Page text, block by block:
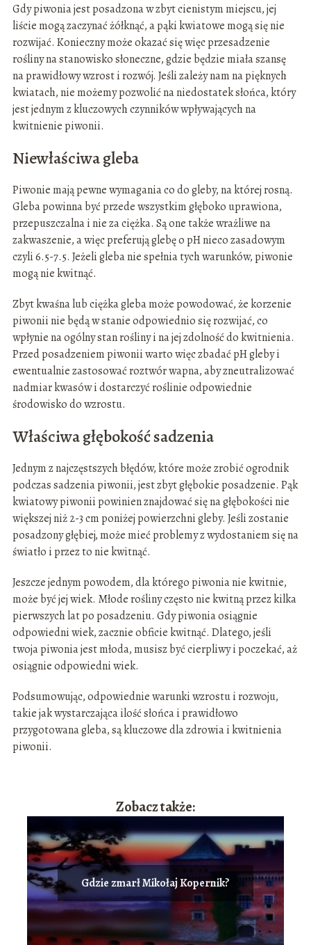
Gdy piwonia jest posadzona w zbyt cienistym miejscu, jej
liście mogą zaczynać żółknąć, a pąki kwiatowe mogą się nie
rozwijać. Konieczny może okazać się więc przesadzenie
rośliny na stanowisko słoneczne, gdzie będzie miała szansę
na prawidłowy wzrost i rozwój. Jeśli zależy nam na pięknych
kwiatach, nie możemy pozwolić na niedostatek słońca, który
jest jednym z kluczowych czynników wpływających na
kwitnienie piwonii.
Niewłaściwa gleba
Piwonie mają pewne wymagania co do gleby, na której rosną.
Gleba powinna być przede wszystkim głęboko uprawiona,
przepuszczalna i nie za ciężka. Są one także wrażliwe na
zakwaszenie, a więc preferują glebę o pH nieco zasadowym
czyli 6.5-7.5. Jeżeli gleba nie spełnia tych warunków, piwonie
mogą nie kwitnąć.
Zbyt kwaśna lub ciężka gleba może powodować, że korzenie
piwonii nie będą w stanie odpowiednio się rozwijać, co
wpłynie na ogólny stan rośliny i na jej zdolność do kwitnienia.
Przed posadzeniem piwonii warto więc zbadać pH gleby i
ewentualnie zastosować roztwór wapna, aby zneutralizować
nadmiar kwasów i dostarczyć roślinie odpowiednie
środowisko do wzrostu.
Właściwa głębokość sadzenia
Jednym z najczęstszych błędów, które może zrobić ogrodnik
podczas sadzenia piwonii, jest zbyt głębokie posadzenie. Pąk
kwiatowy piwonii powinien znajdować się na głębokości nie
większej niż 2-3 cm poniżej powierzchni gleby. Jeśli zostanie
posadzony głębiej, może mieć problemy z wydostaniem się na
światło i przez to nie kwitnąć.
Jeszcze jednym powodem, dla którego piwonia nie kwitnie,
może być jej wiek. Młode rośliny często nie kwitną przez kilka
pierwszych lat po posadzeniu. Gdy piwonia osiągnie
odpowiedni wiek, zacznie obficie kwitnąć. Dlatego, jeśli
twoja piwonia jest młoda, musisz być cierpliwy i poczekać, aż
osiągnie odpowiedni wiek.
Podsumowując, odpowiednie warunki wzrostu i rozwoju,
takie jak wystarczająca ilość słońca i prawidłowo
przygotowana gleba, są kluczowe dla zdrowia i kwitnienia
piwonii.
Zobacz także:
Gdzie zmarł Mikołaj Kopernik?